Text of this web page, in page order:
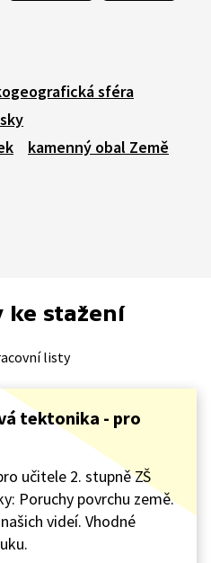
sféra
kamenný obal Země
ke stažení
listy
tektonika - pro
učitele 2. stupně ZŠ
Poruchy povrchu země.
videí. Vhodné